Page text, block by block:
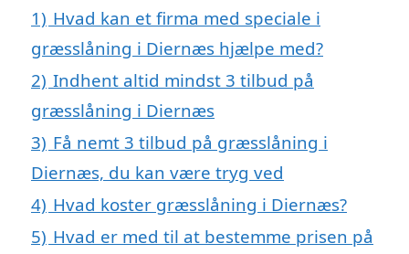
1) Hvad kan et firma med speciale i
græsslåning i Diernæs hjælpe med?
2) Indhent altid mindst 3 tilbud på
græsslåning i Diernæs
3) Få nemt 3 tilbud på græsslåning i
Diernæs, du kan være tryg ved
4) Hvad koster græsslåning i Diernæs?
5) Hvad er med til at bestemme prisen på